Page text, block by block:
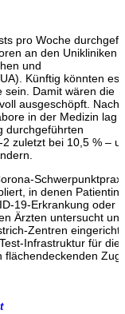
pro Woche
an den Unikliniken
und
Künftig könnten es
sein. Damit wären die
ausgeschöpft. Nach
in der Medizin lag
durchgeführten
zuletzt bei 10,5 % –
in denen
19-Erkrankung oder
Ärzten untersucht und
Zentren
Infrastruktur für die
flächendeckenden